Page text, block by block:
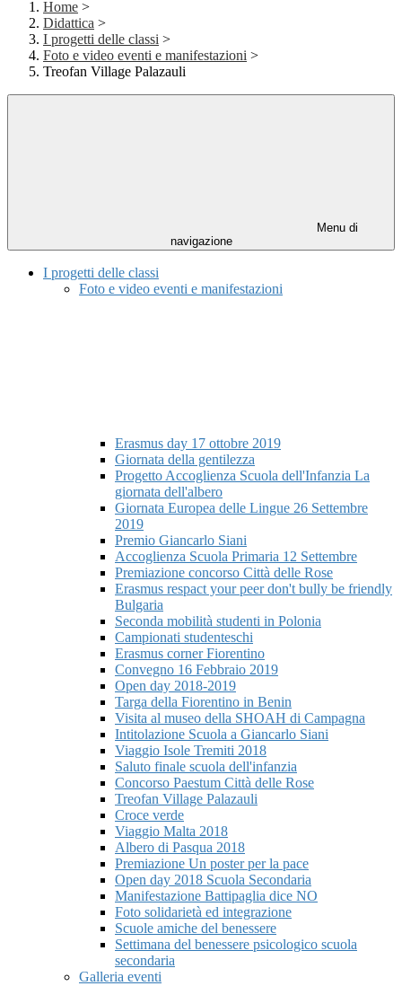
Home >
Didattica >
I progetti delle classi >
Foto e video eventi e manifestazioni >
Treofan Village Palazauli
Menu di
navigazione
I progetti delle classi
Foto e video eventi e manifestazioni
Erasmus day 17 ottobre 2019
Giornata della gentilezza
Progetto Accoglienza Scuola dell'Infanzia La
giornata dell'albero
Giornata Europea delle Lingue 26 Settembre
2019
Premio Giancarlo Siani
Accoglienza Scuola Primaria 12 Settembre
Premiazione concorso Città delle Rose
Erasmus respact your peer don't bully be friendly
Bulgaria
Seconda mobilità studenti in Polonia
Campionati studenteschi
Erasmus corner Fiorentino
Convegno 16 Febbraio 2019
Open day 2018-2019
Targa della Fiorentino in Benin
Visita al museo della SHOAH di Campagna
Intitolazione Scuola a Giancarlo Siani
Viaggio Isole Tremiti 2018
Saluto finale scuola dell'infanzia
Concorso Paestum Città delle Rose
Treofan Village Palazauli
Croce verde
Viaggio Malta 2018
Albero di Pasqua 2018
Premiazione Un poster per la pace
Open day 2018 Scuola Secondaria
Manifestazione Battipaglia dice NO
Foto solidarietà ed integrazione
Scuole amiche del benessere
Settimana del benessere psicologico scuola
secondaria
Galleria eventi